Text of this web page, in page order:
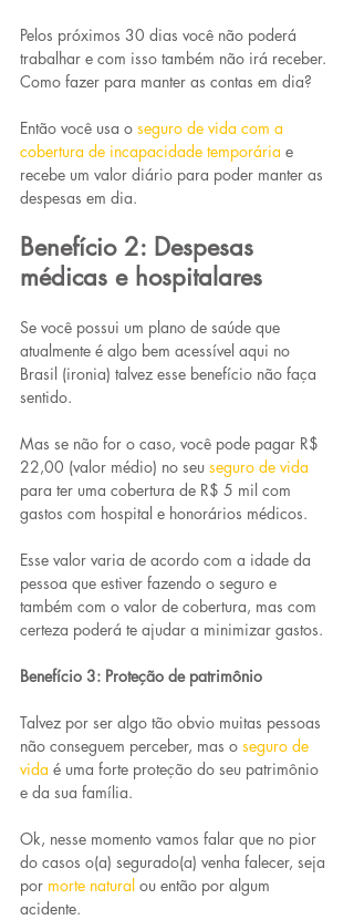
Pelos próximos 30 dias você não poderá
trabalhar e com isso também não irá receber.
Como fazer para manter as contas em dia?
Então você usa o seguro de vida com a
cobertura de incapacidade temporária e
recebe um valor diário para poder manter as
despesas em dia.
Benefício 2: Despesas
médicas e hospitalares
Se você possui um plano de saúde que
atualmente é algo bem acessível aqui no
Brasil (ironia) talvez esse benefício não faça
sentido.
Mas se não for o caso, você pode pagar R$
22,00 (valor médio) no seu seguro de vida
para ter uma cobertura de R$ 5 mil com
gastos com hospital e honorários médicos.
Esse valor varia de acordo com a idade da
pessoa que estiver fazendo o seguro e
também com o valor de cobertura, mas com
certeza poderá te ajudar a minimizar gastos.
Benefício 3: Proteção de patrimônio
Talvez por ser algo tão obvio muitas pessoas
não conseguem perceber, mas o seguro de
vida é uma forte proteção do seu patrimônio
e da sua família.
Ok, nesse momento vamos falar que no pior
do casos o(a) segurado(a) venha falecer, seja
por morte natural ou então por algum
acidente.